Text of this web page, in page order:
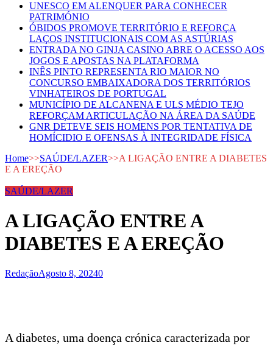
UNESCO EM ALENQUER PARA CONHECER
PATRIMÓNIO
ÓBIDOS PROMOVE TERRITÓRIO E REFORÇA
LAÇOS INSTITUCIONAIS COM AS ASTÚRIAS
ENTRADA NO GINJA CASINO ABRE O ACESSO AOS
JOGOS E APOSTAS NA PLATAFORMA
INÊS PINTO REPRESENTA RIO MAIOR NO
CONCURSO EMBAIXADORA DOS TERRITÓRIOS
VINHATEIROS DE PORTUGAL
MUNICÍPIO DE ALCANENA E ULS MÉDIO TEJO
REFORÇAM ARTICULAÇÃO NA ÁREA DA SAÚDE
GNR DETEVE SEIS HOMENS POR TENTATIVA DE
HOMÍCIDIO E OFENSAS À INTEGRIDADE FÍSICA
Home>>SAÚDE/LAZER>>A LIGAÇÃO ENTRE A DIABETES
E A EREÇÃO
SAÚDE/LAZER
A LIGAÇÃO ENTRE A
DIABETES E A EREÇÃO
RedaçãoAgosto 8, 20240
A diabetes, uma doença crónica caracterizada por